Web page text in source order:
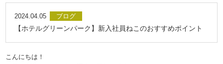
2024.04.05 ブログ
【ホテルグリーンパーク】新入社員ねこのおすすめポイント
こんにちは！